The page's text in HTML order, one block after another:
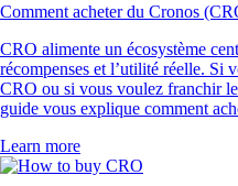
Comment acheter du Cronos
CRO alimente un écosystème
récompenses et l’utilité réelle. Si
CRO ou si vous voulez franchir
guide vous explique comment
Learn more